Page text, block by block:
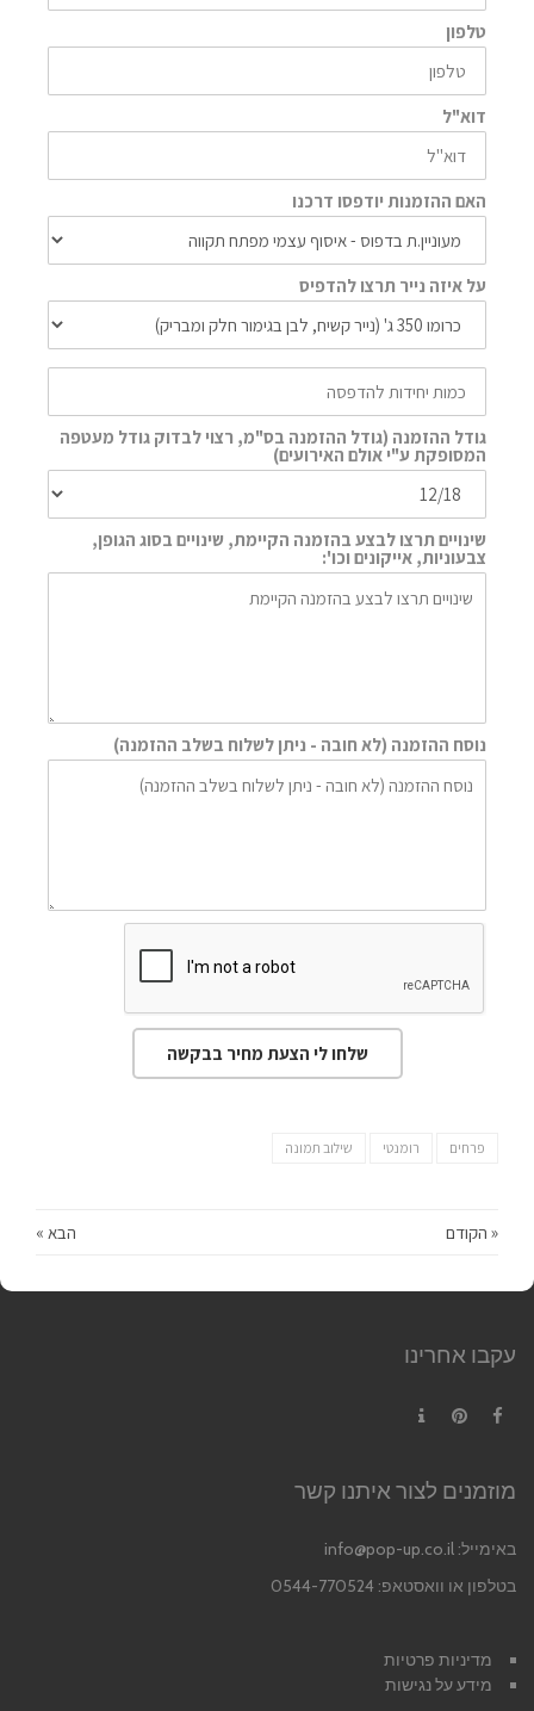
טלפון
דוא"ל
האם ההזמנות יודפסו דרכנו
על איזה נייר תרצו להדפיס
גודל ההזמנה (גודל ההזמנה בס"מ, רצוי לבדוק גודל מעטפה
המסופקת ע"י אולם האירועים)
שינויים תרצו לבצע בהזמנה הקיימת, שינויים בסוג הגופן,
צבעוניות, אייקונים וכו':
נוסח ההזמנה (לא חובה - ניתן לשלוח בשלב ההזמנה)
שלחו לי הצעת מחיר בבקשה
פרחים רומנטי שילוב תמונה
« הקודם הבא »
עקבו אחרינו
מוזמנים לצור איתנו קשר
באימייל: info@pop-up.co.il
בטלפון או וואסטאפ: 0544-770524
מדיניות פרטיות
מידע על נגישות